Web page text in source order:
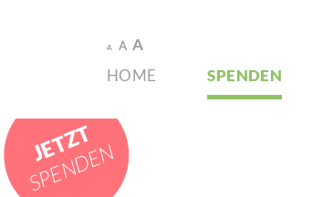
A A A
HOME
SPENDEN
JETZT
SPENDEN